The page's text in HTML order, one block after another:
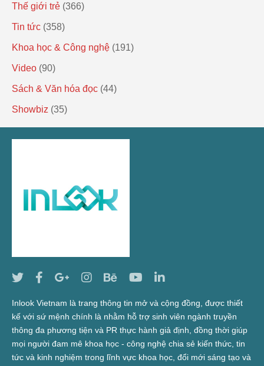
Thế giới trẻ (366)
Tin tức (358)
Khoa học & Công nghệ (191)
Video (90)
Sách & Văn hóa đọc (44)
Showbiz (35)
Inlook Vietnam là trang thông tin mở và cộng đồng, được thiết
kế với sứ mệnh chính là nhằm hỗ trợ sinh viên ngành truyền
thông đa phương tiện và PR thực hành giả định, đồng thời giúp
mọi người đam mê khoa học - công nghệ chia sẻ kiến thức, tin
tức và kinh nghiệm trong lĩnh vực khoa học, đổi mới sáng tạo và